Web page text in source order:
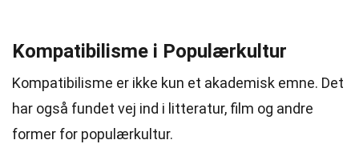
Kompatibilisme i Populærkultur
Kompatibilisme er ikke kun et akademisk emne. Det
har også fundet vej ind i litteratur, film og andre
former for populærkultur.